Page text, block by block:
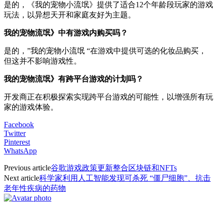
是的，《我的宠物小流氓》提供了适合12个年龄段玩家的游戏
玩法，以异想天开和家庭友好为主题。
我的宠物流氓》中有游戏内购买吗？
是的，”我的宠物小流氓 “在游戏中提供可选的化妆品购买，
但这并不影响游戏性。
我的宠物流氓》有跨平台游戏的计划吗？
开发商正在积极探索实现跨平台游戏的可能性，以增强所有玩
家的游戏体验。
Facebook
Twitter
Pinterest
WhatsApp
Previous article谷歌游戏政策更新整合区块链和NFTs
Next article科学家利用人工智能发现可杀死 “僵尸细胞”、抗击
老年性疾病的药物